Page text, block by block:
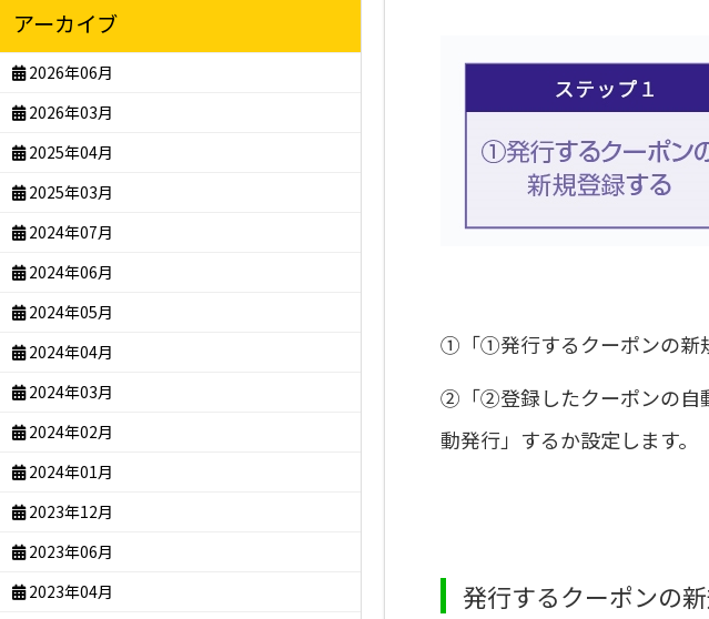
①「①発行するクーポンの新
②「②登録したクーポンの自
動発行」するか設定します。
発行するクーポンの
アーカイブ
2026年06月
2026年03月
2025年04月
2025年03月
2024年07月
2024年06月
2024年05月
2024年04月
2024年03月
2024年02月
2024年01月
2023年12月
2023年06月
2023年04月